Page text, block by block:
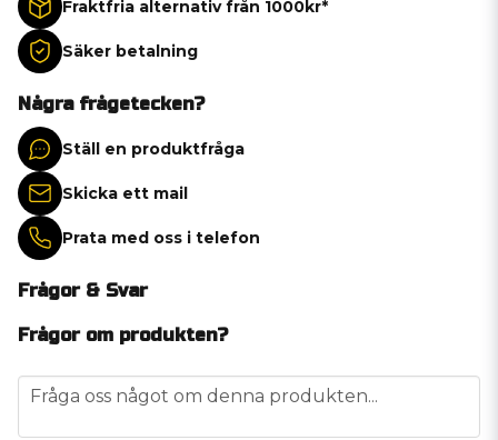
Fraktfria alternativ från 1000kr*
Säker betalning
Några frågetecken?
Ställ en produktfråga
Skicka ett mail
Prata med oss i telefon
Frågor & Svar
Frågor om produkten?
question
Fråga oss något om denna produkten...